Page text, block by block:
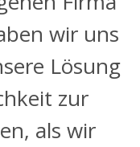
wir uns
Lösung
zur
als wir